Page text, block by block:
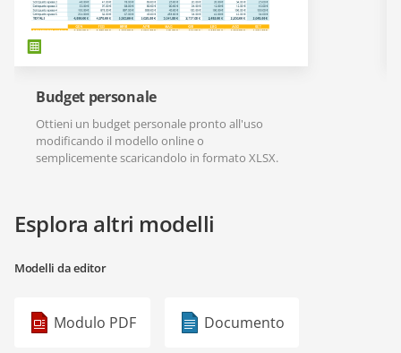
Budget personale
Ottieni un budget personale pronto all'uso
modificando il modello online o
semplicemente scaricandolo in formato XLSX.
Esplora altri modelli
Modelli da editor
Modulo PDF Documento